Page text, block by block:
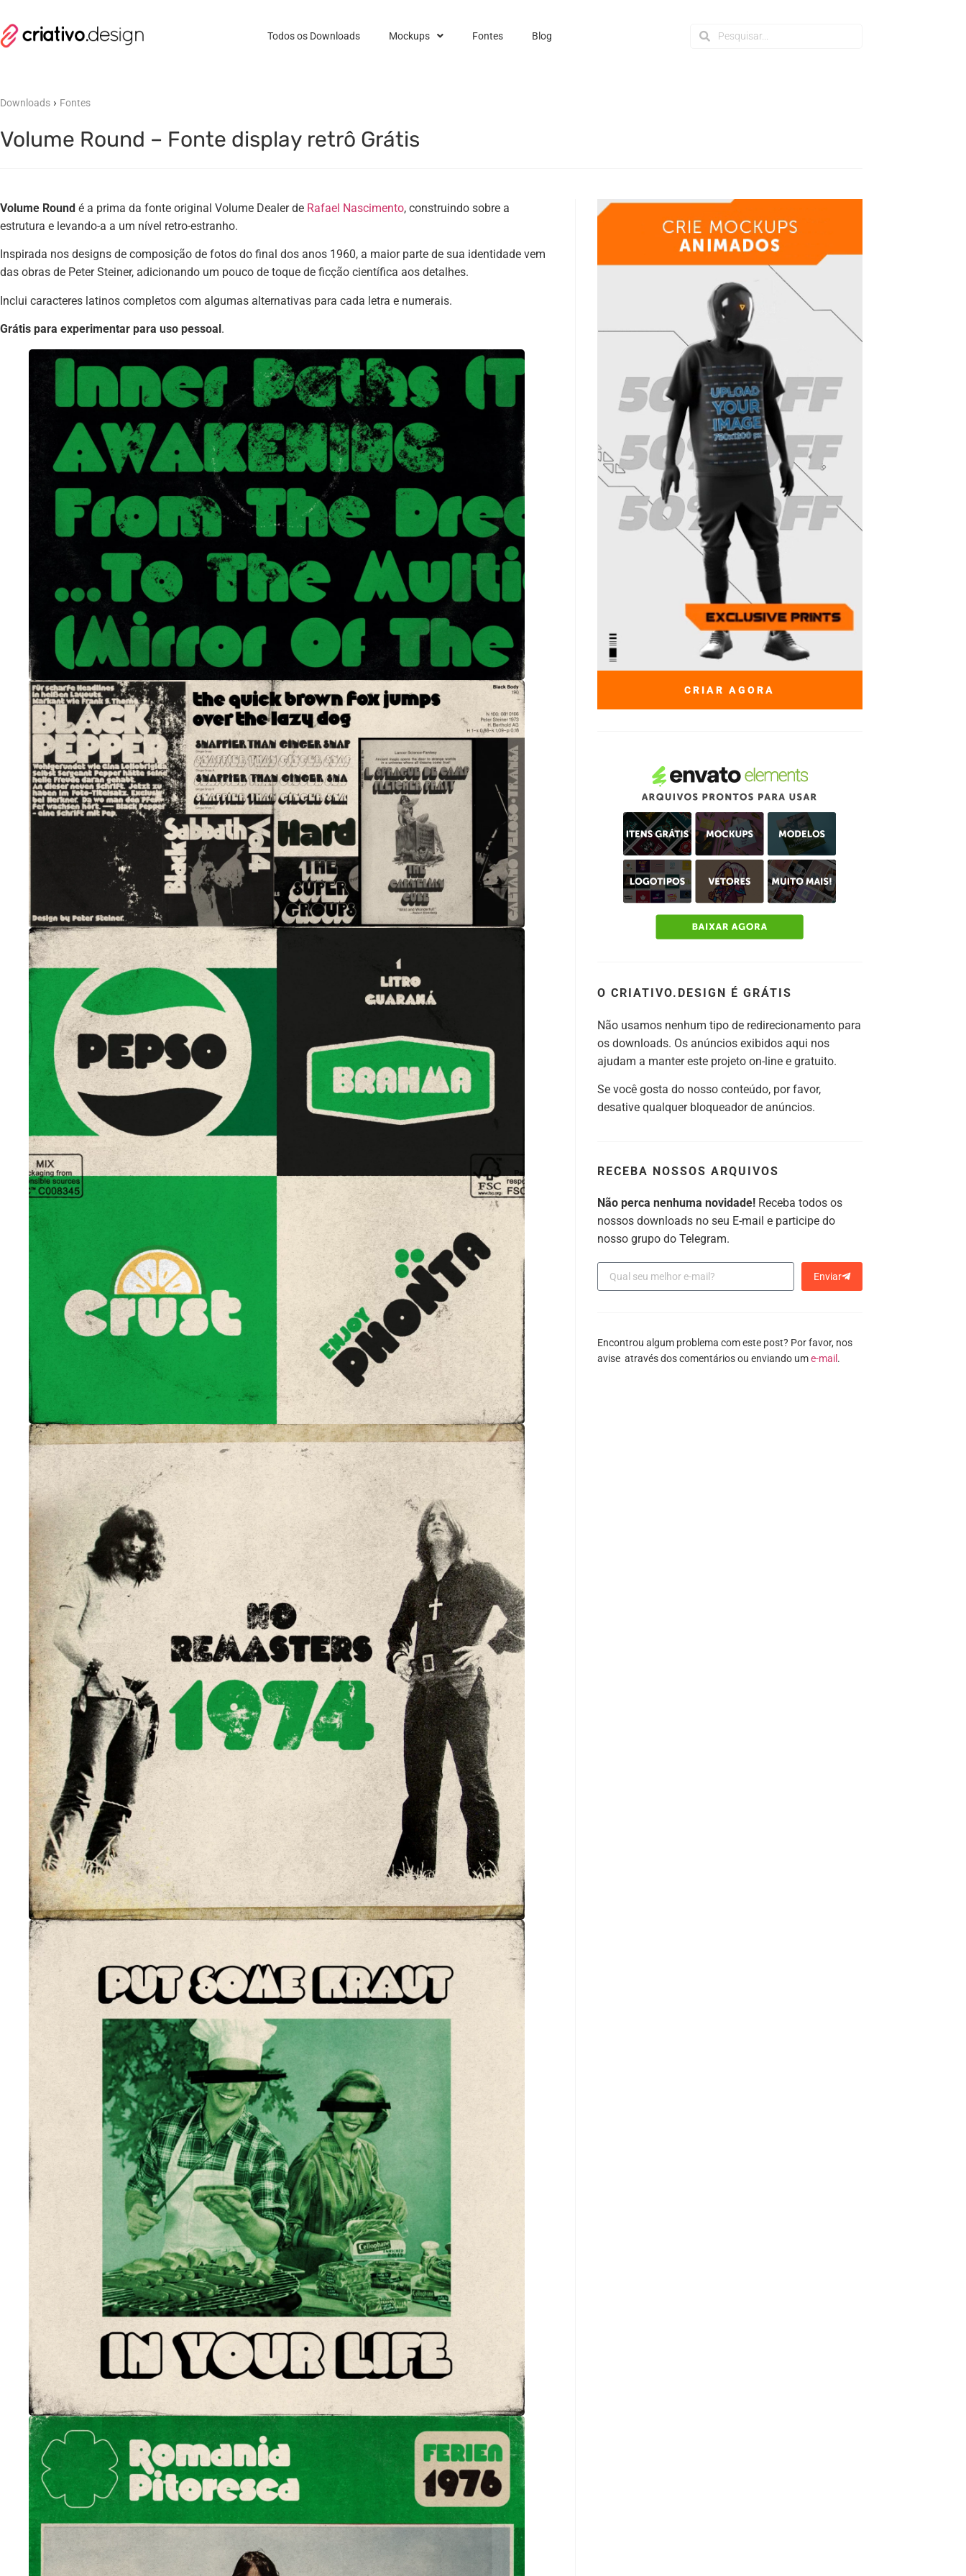
Todos os Downloads Mockups Fontes Blog
Downloads › Fontes
Volume Round – Fonte display retrô Grátis
Volume Round é a prima da fonte original Volume Dealer de Rafael Nascimento, construindo sobre a
estrutura e levando-a a um nível retro-estranho.
Inspirada nos designs de composição de fotos do final dos anos 1960, a maior parte de sua identidade vem
das obras de Peter Steiner, adicionando um pouco de toque de ficção científica aos detalhes.
Inclui caracteres latinos completos com algumas alternativas para cada letra e numerais.
Grátis para experimentar para uso pessoal .
CRIAR AGORA
O CRIATIVO.DESIGN É GRÁTIS
Não usamos nenhum tipo de redirecionamento para
os downloads. Os anúncios exibidos aqui nos
ajudam a manter este projeto on-line e gratuito.
Se você gosta do nosso conteúdo, por favor,
desative qualquer bloqueador de anúncios.
RECEBA NOSSOS ARQUIVOS
Não perca nenhuma novidade!Receba todos os
nossos downloads no seu E-mail e participe do
nosso grupo do Telegram.
Enviar
Encontrou algum problema com este post? Por favor, nos
avise através dos comentários ou enviando ume-mail .